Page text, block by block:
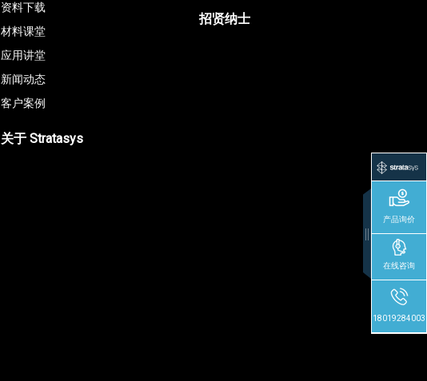
资料下载
材料课堂
应用讲堂
新闻动态
客户案例
关于 Stratasys
招贤纳士
产品询价
在线咨询
18019284003